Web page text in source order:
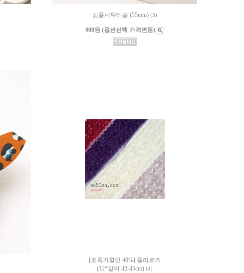
심플세무테슬 (55mm) (3)
900원 (옵션선택 가격변동)
[초특가할인 40%] 줄리로즈
(12*길이 42-45cm) (4)